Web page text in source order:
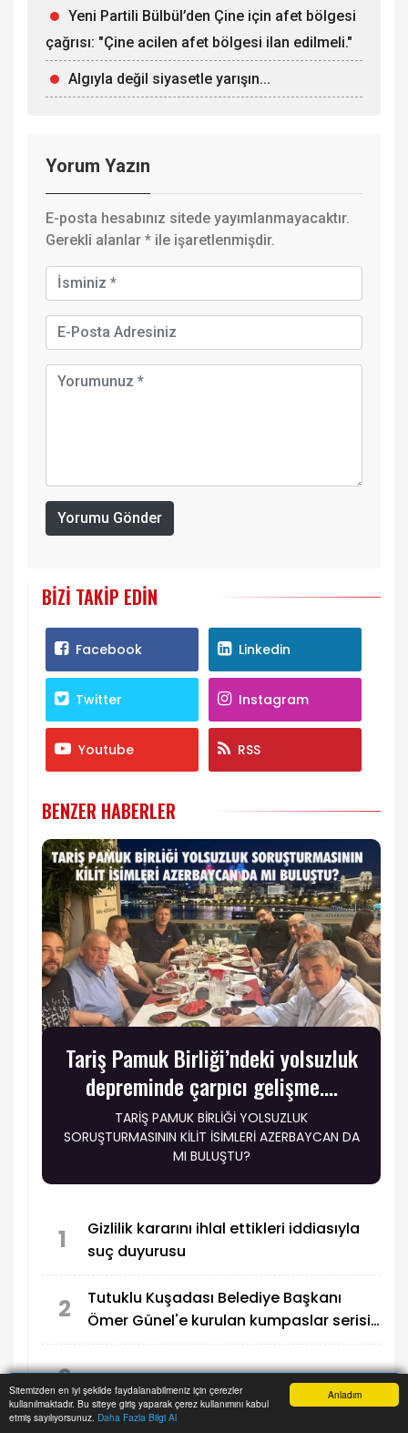
Anladım
Sitemizden en iyi şekilde faydalanabilmeniz için çerezler
kullanılmaktadır. Bu siteye giriş yaparak çerez kullanımını kabul
etmiş sayılıyorsunuz. Daha Fazla Bilgi Al
Yeni Partili Bülbül’den Çine için afet bölgesi
çağrısı: "Çine acilen afet bölgesi ilan edilmeli."
Algıyla değil siyasetle yarışın...
Yorum Yazın
E-posta hesabınız sitede yayımlanmayacaktır.
Gerekli alanlar * ile işaretlenmişdir.
Yorumu Gönder
BIZI TAKIP EDIN
Facebook Linkedin
Twitter Instagram
Youtube RSS
BENZER HABERLER
Tariş Pamuk Birliği’ndeki yolsuzluk
depreminde çarpıcı gelişme….
TARİŞ PAMUK BİRLİĞİ YOLSUZLUK
SORUŞTURMASININ KİLİT İSİMLERİ AZERBAYCAN DA
MI BULUŞTU?
1
Gizlilik kararını ihlal ettikleri iddiasıyla
suç duyurusu
2
Tutuklu Kuşadası Belediye Başkanı
Ömer Günel'e kurulan kumpaslar serisi
3 Şantajcı ve iftiracıya ev hapsi ödülü...
Anasayfa Haber Ara İhbar Hattı Menu